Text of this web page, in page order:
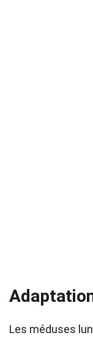
Les méduses